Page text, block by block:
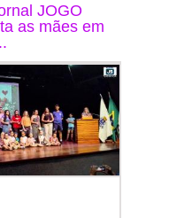
JOGO
as mães em